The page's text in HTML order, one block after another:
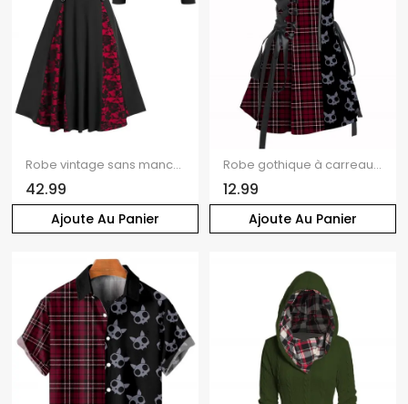
Ajoute Au Panier
Robe vintage sans manches en dentelle fleurie et veste courte
42.99
Ajoute Au Panier
Robe gothique à carreaux et imprimé têtes de mort, mini-robe à lacets et bretelles à boucle pour Halloween
12.99